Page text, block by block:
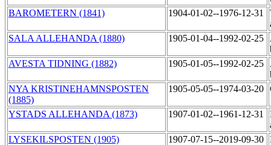
BAROMETERN (1841)
1904-01-02--1976-12-31
SALA ALLEHANDA (1880)
1905-01-04--1992-02-25
AVESTA TIDNING (1882)
1905-01-05--1992-02-25
NYA KRISTINEHAMNSPOSTEN
(1885)
1905-05-05--1974-03-20
YSTADS ALLEHANDA (1873) 1907-01-02--1961-12-31
LYSEKILSPOSTEN (1905)
1907-07-15--2019-09-30